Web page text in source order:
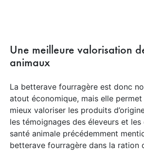
Une meilleure valorisation
animaux
La betterave fourragère est donc
atout économique, mais elle
mieux valoriser les produits
les témoignages des éleveurs et les
santé animale précédemment
betterave fourragère dans la ration